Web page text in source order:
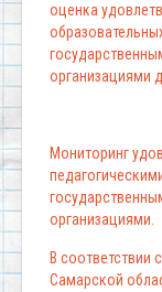
оценка
организациями
Мониторинг
организациями.
В соответствии
Самарской